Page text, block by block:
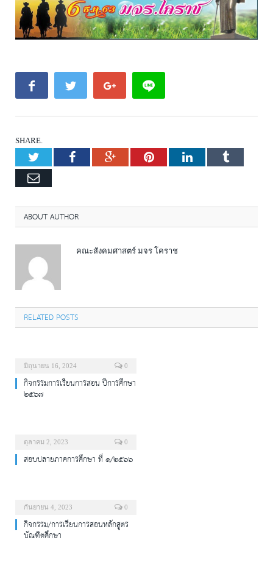
SHARE.
TwitterFacebookGoogle+PinterestLinkedInTumblr
Email
ABOUT AUTHOR
คณะสังคมศาสตร์ มจร โคราช
RELATED POSTS
มิถุนายน 16, 2024 0
กิจกรรมการเรียนการสอน ปีการศึกษา
๒๕๖๗
ตุลาคม 2, 2023 0
สอบปลายภาคการศึกษา ที่ ๑/๒๕๖๖
กันยายน 4, 2023 0
กิจกรรม/การเรียนการสอนหลักสูตร
บัณฑิตศึกษา